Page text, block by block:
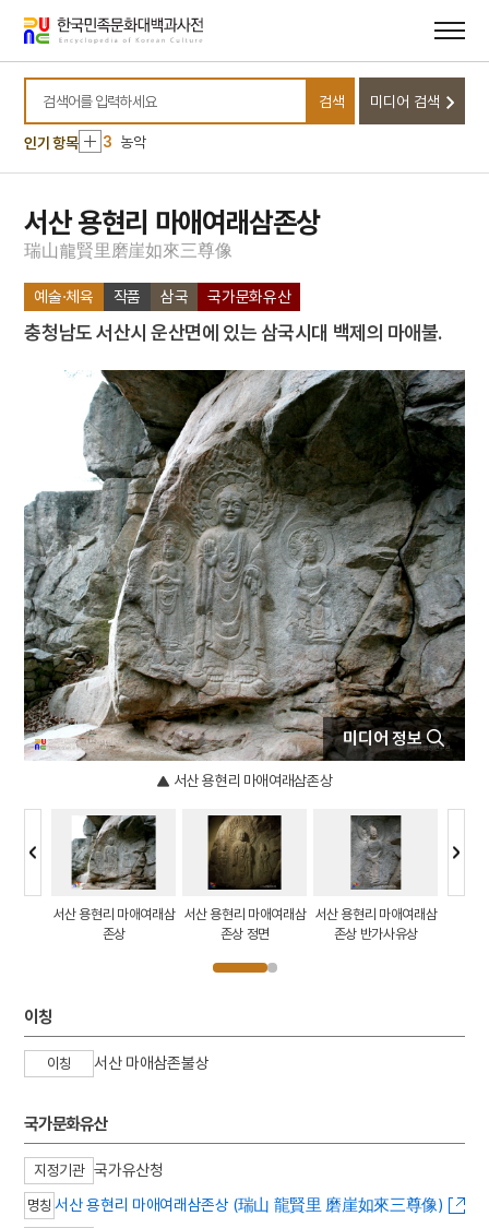
바로가기
바로가기
검색어를 입력하세요
검색 미디어 검색
인기 항목
10 낙랑공주
1 민족주의
2 기축옥사
3 농악
4 부마민주항쟁
5 여수·순천 10·19사건
6 화랑도
구황촬요
9 금성대군
10 낙랑공주
1 민족주의
2 기축옥사
3 농악
4 부마민주항쟁
5 여수·순천 10·19사건
6 화랑도
7 5·10 총선거
8 구황촬요
9 금성대군
10 낙랑공주
서산 용현리 마애여래삼존상
瑞山龍賢里磨崖如來三尊像
예술·체육 작품 삼국 국가문화유산
충청남도 서산시 운산면에 있는 삼국시대 백제의 마애불.
미디어 정보
서산 용현리 마애여래삼존상
서산 용현리 마애여래삼
존상
서산 용현리 마애여래삼
존상 정면
서산 용현리 마애여래삼
존상 반가사유상
이칭
이칭 서산 마애삼존불상
국가문화유산
지정기관 국가유산청
명칭 서산 용현리 마애여래삼존상 (瑞山 龍賢里 磨崖如來三尊像)